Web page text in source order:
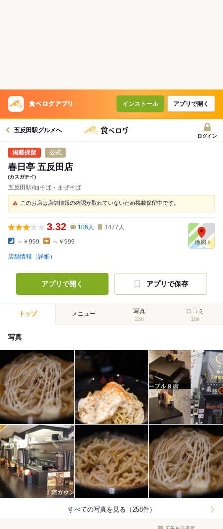
インストール アプリで開く
五反田駅グルメへ
ログイン
公式
春日亭 五反田店
(カスガテイ)
五反田駅/油そば・まぜそば
このお店は店舗情報の確認が取れていないため掲載保留中です。
3.32 106 人 1477 人
～￥999 ～￥999
店舗情報（詳細）
アプリで開く アプリで保存
トップ メニュー 写真
238
口コミ
106
写真
すべての写真を見る（258件）